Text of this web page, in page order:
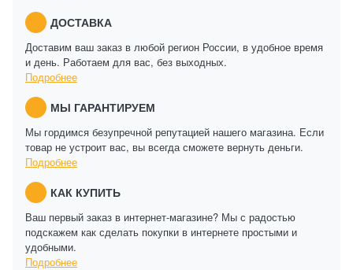
ДОСТАВКА
Доставим ваш заказ в любой регион России, в удобное время
и день. Работаем для вас, без выходных.
Подробнее
МЫ ГАРАНТИРУЕМ
Мы гордимся безупречной репутацией нашего магазина. Если
товар не устроит вас, вы всегда сможете вернуть деньги.
Подробнее
КАК КУПИТЬ
Ваш первый заказ в интернет-магазине? Мы с радостью
подскажем как сделать покупки в интернете простыми и
удобными.
Подробнее